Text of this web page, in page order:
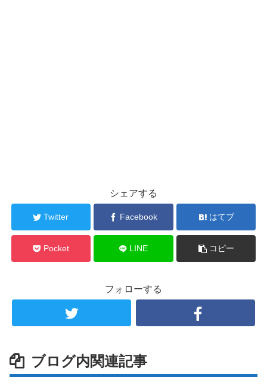
シェアする
Twitter Facebook はてブ
Pocket LINE コピー
フォローする
ブログ内関連記事